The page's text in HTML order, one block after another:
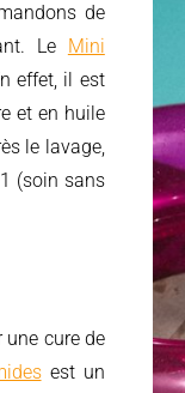
de
Le
Mini
effet, il est
et en huile
le lavage,
(soin sans
est un